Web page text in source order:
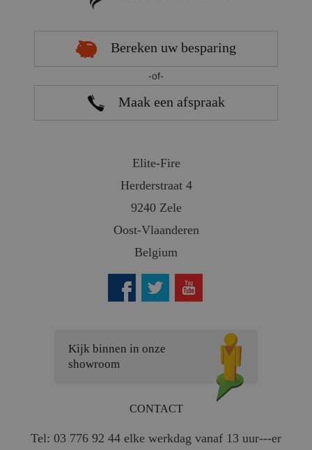
Bereken uw besparing
-of-
Maak een afspraak
Elite-Fire
Herderstraat 4
9240 Zele
Oost-Vlaanderen
Belgium
Kijk binnen in onze
showroom
CONTACT
Tel: 03 776 92 44 elke werkdag vanaf 13 uur---er